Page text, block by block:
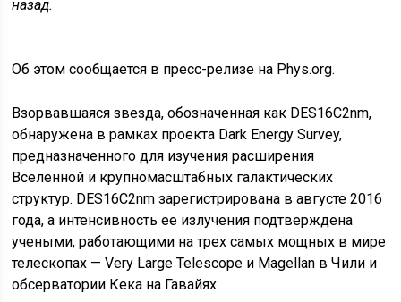
назад.
Об этом сообщается в пресс-релизе на Phys.org.
Взорвавшаяся звезда, обозначенная как DES16C2nm,
обнаружена в рамках проекта Dark EnergySurvey,
предназначенного для изучения расширения
Вселенной и крупномасштабных галактических
структур. DES16C2nm зарегистрирована в августе 2016
года, а интенсивность ее излучения подтверждена
учеными, работающими на трех самых мощных в мире
телескопах — Very Large Telescope и Magellan в Чили и
обсерватории Кека на Гавайях.